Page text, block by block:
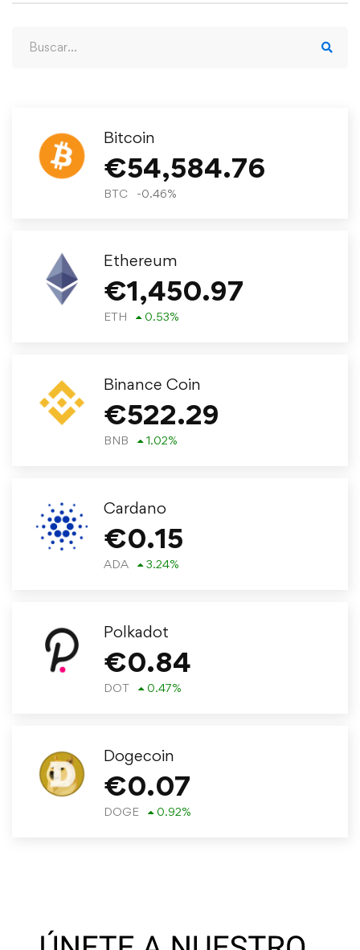
Bitcoin
€54,584.76
BTC -0.46%
Ethereum
€1,450.97
ETH 0.53%
Binance Coin
€522.29
BNB 1.02%
Cardano
€0.15
ADA 3.24%
Polkadot
€0.84
DOT 0.47%
Dogecoin
€0.07
DOGE 0.92%